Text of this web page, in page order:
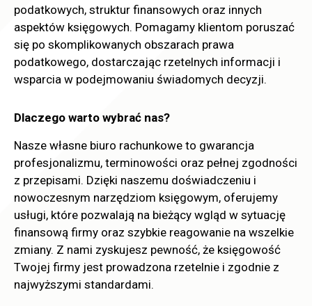
podatkowych, struktur finansowych oraz innych
aspektów księgowych. Pomagamy klientom poruszać
się po skomplikowanych obszarach prawa
podatkowego, dostarczając rzetelnych informacji i
wsparcia w podejmowaniu świadomych decyzji.
Dlaczego warto wybrać nas?
Nasze własne biuro rachunkowe to gwarancja
profesjonalizmu, terminowości oraz pełnej zgodności
z przepisami. Dzięki naszemu doświadczeniu i
nowoczesnym narzędziom księgowym, oferujemy
usługi, które pozwalają na bieżący wgląd w sytuację
finansową firmy oraz szybkie reagowanie na wszelkie
zmiany. Z nami zyskujesz pewność, że księgowość
Twojej firmy jest prowadzona rzetelnie i zgodnie z
najwyższymi standardami.